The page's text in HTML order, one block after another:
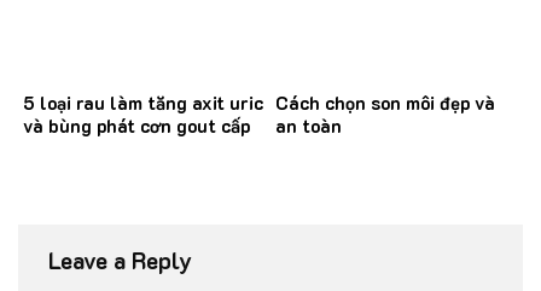
5 loại rau làm tăng axit uric
và bùng phát cơn gout cấp
Cách chọn son môi đẹp và
an toàn
Leave a Reply